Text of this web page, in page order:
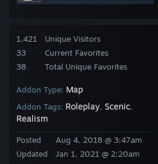
1,421
33
38
Unique Visitors
Current Favorites
Total Unique Favorites
Addon Type: Map
Addon Tags: Roleplay, Scenic,
Realism
Posted
Updated
Aug 4, 2018 @ 3:47am
Jan 1, 2021 @ 2:20am
Vous voulez faire un school rp ?
Voici la liste des maps srp.
You want to do a school rp?
Here is the list of srp maps.